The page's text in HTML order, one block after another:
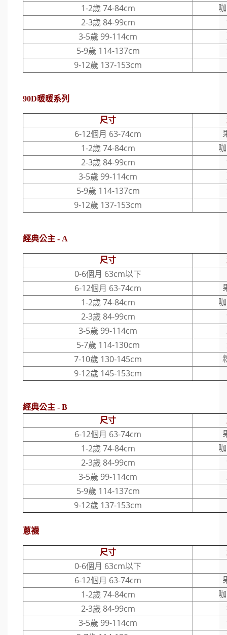
1-2歲 74-84cm
2-3歲 84-99cm
3-5歲 99-114cm
5-9歲 114-137cm
9-12歲 137-153cm
90D暖暖系列
尺寸
6-12個月 63-74cm
1-2歲 74-84cm
2-3歲 84-99cm
3-5歲 99-114cm
5-9歲 114-137cm
9-12歲 137-153cm
經典公主 - A
尺寸
0-6個月 63cm以下
6-12個月 63-74cm
1-2歲 74-84cm
2-3歲 84-99cm
3-5歲 99-114cm
5-7歲 114-130cm
7-10歲 130-145cm
9-12歲 145-153cm
經典公主 - B
尺寸
6-12個月 63-74cm
1-2歲 74-84cm
2-3歲 84-99cm
3-5歲 99-114cm
5-9歲 114-137cm
9-12歲 137-153cm
蔥襪
尺寸
0-6個月 63cm以下
6-12個月 63-74cm
1-2歲 74-84cm
2-3歲 84-99cm
3-5歲 99-114cm